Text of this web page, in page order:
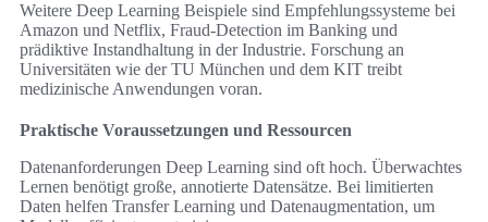
Weitere Deep Learning Beispiele sind Empfehlungssysteme bei
Amazon und Netflix, Fraud-Detection im Banking und
prädiktive Instandhaltung in der Industrie. Forschung an
Universitäten wie der TU München und dem KIT treibt
medizinische Anwendungen voran.
Praktische Voraussetzungen und Ressourcen
Datenanforderungen Deep Learning sind oft hoch. Überwachtes
Lernen benötigt große, annotierte Datensätze. Bei limitierten
Daten helfen Transfer Learning und Datenaugmentation, um